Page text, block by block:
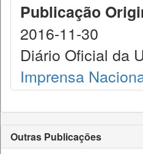
Publicação
2016-11-30
Diário Oficial da
Imprensa
Outras Publicações